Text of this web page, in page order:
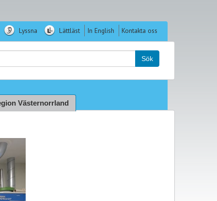
Lyssna Lättläst In English Kontakta oss
Sök
Västernorrland